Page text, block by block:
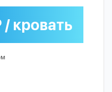
/ кровать